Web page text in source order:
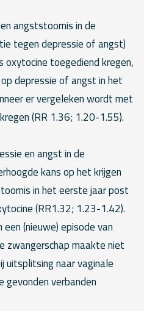
angststoornis in de
tegen depressie of angst)
toegediend kregen,
depressie of angst in het
er vergeleken wordt met
(RR 1.36; 1.20-1.55).
en angst in de
kans op het krijgen
in het eerste jaar post
(RR1.32; 1.23-1.42).
(nieuwe) episode van
zwangerschap maakte niet
uitsplitsing naar vaginale
verbanden